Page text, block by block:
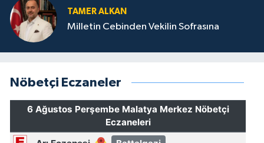
TAMER ALKAN
Milletin Cebinden Vekilin Sofrasına
Nöbetçi Eczaneler